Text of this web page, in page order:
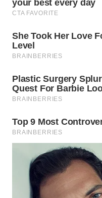
PRIANGAN
TIMUR
WN
SEMARANG
WN
SOLO
WN
BOROBUDUR
WN
MADURA
WN